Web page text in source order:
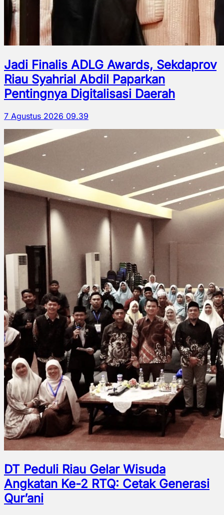
Jadi Finalis ADLG Awards, Sekdaprov
Riau Syahrial Abdil Paparkan
Pentingnya Digitalisasi Daerah
7 Agustus 2026 09.39
DT Peduli Riau Gelar Wisuda
Angkatan Ke-2 RTQ: Cetak Generasi
Qur’ani